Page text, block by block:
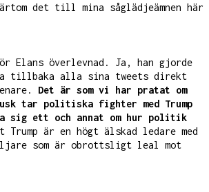
det till mina såglädjeämnen här
Elans överlevnad. Ja, han gjorde
tillbaka alla sina tweets direkt
Det är som vi har pratat om
tar politiska fighter med Trump
sig ett och annat om hur politik
är en högt älskad ledare med
som är obrottsligt leal mot